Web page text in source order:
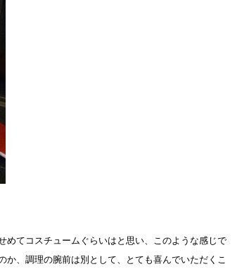
めてコスチュームぐらいはと思い、このような感じで
、調理の腕前は別として、とても喜んでいただくこ